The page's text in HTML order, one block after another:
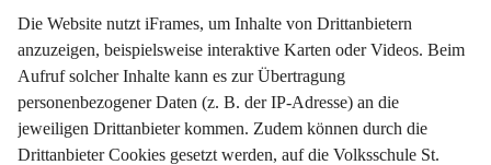
Die Website nutzt iFrames, um Inhalte von Drittanbietern
anzuzeigen, beispielsweise interaktive Karten oder Videos. Beim
Aufruf solcher Inhalte kann es zur Übertragung
personenbezogener Daten (z. B. der IP-Adresse) an die
jeweiligen Drittanbieter kommen. Zudem können durch die
Drittanbieter Cookies gesetzt werden, auf die Volksschule St.